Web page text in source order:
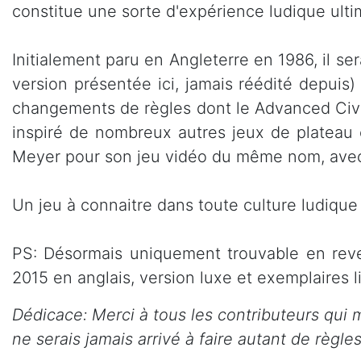
constitue une sorte d'expérience ludique
Initialement paru en Angleterre en 1986, il
version présentée ici, jamais réédité
changements de règles dont le Advanced
inspiré de nombreux autres jeux de
Meyer pour son jeu vidéo du même nom,
Un jeu à connaitre dans toute culture
PS: Désormais uniquement trouvable en
2015 en anglais, version luxe et exemplaires
Dédicace: Merci à tous les contributeurs qui
ne serais jamais arrivé à faire autant de